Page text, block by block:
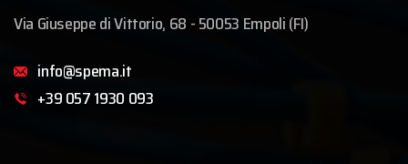
Via Giuseppe di Vittorio, 68 - 50053 Empoli (FI)
info@spema.it
+39 057 1930 093